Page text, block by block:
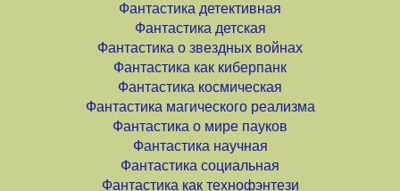
Фантастика детективная
Фантастика детская
Фантастика о звездных войнах
Фантастика как киберпанк
Фантастика космическая
Фантастика магического реализма
Фантастика о мире пауков
Фантастика научная
Фантастика социальная
Фантастика как технофэнтези